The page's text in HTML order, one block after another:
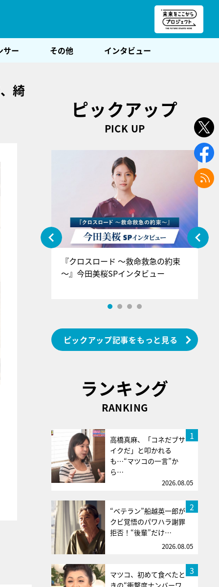
サー その他 インタビュー
綺
ピックアップ
PICK UP
インタ
『クロスロード ～救命救急の約束
～』今田美桜SPインタビュー
ピックアップ記事をもっと見る
ランキング
RANKING
1
高橋真麻、「コネだブサ
イクだ」と叩かれる
も…“マツコの一言”か
ら…
2026.08.05
2
“ベテラン”船越英一郎が
クビ覚悟のパワハラ謝罪
拒否！“後輩”だけ…
2026.08.05
3
マツコ、初めて食べたと
きの“衝撃度ナンバーワ